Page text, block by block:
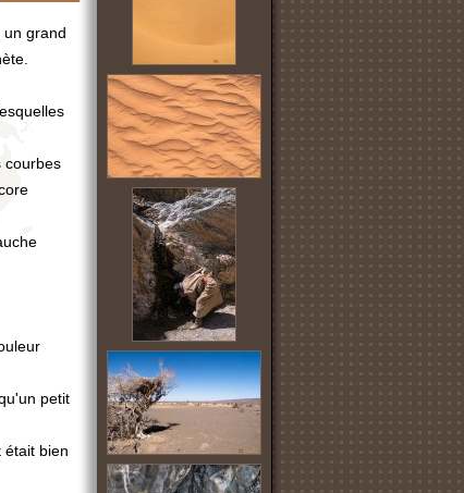
grand
courbes
petit
était bien